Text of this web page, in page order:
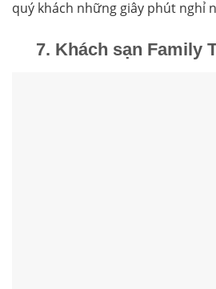
quý khách những giây phút nghỉ
7. Khách sạn Family